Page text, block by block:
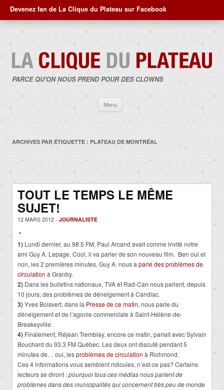
Devenez fan de La Clique du Plateau sur Facebook
PARCE QU'ON NOUS PREND POUR DES CLOWNS
Menu
contenu
ARCHIVES PAR ÉTIQUETTE : PLATEAU DE MONTRÉAL
TOUT LE TEMPS LE MÊME
SUJET!
12 MARS 2012 - JOURNALISTE
*
1) Lundi dernier, au 98.5 FM, Paul Arcand avait comme invité notre
ami Guy A. Lepage. Cool, il va parler de son nouveau film. Ben oui et
non, les 2 premières minutes, Guy A. nous a parlé des problèmes de
circulation à Granby.
2) Dans les bulletins nationaux, TVA et Rad-Can nous parlent, depuis
10 jours, des problèmes de déneigement à Candiac.
3)Yves Boisvert, dans la Presse de ce matin, nous parle du
déneigement et de l’agonie commerciale à Saint-Hélène-de-
Breakeyville.
4) Finalement, Réjean Tremblay, encore ce matin, parlait avec Sylvain
Bouchard du 93.3 FM Québec. Les deux ont discuté pendant 5
minutes de… oui, lesproblèmes de circulation à Richmond.
Ces 4 informations vous semblent ridicules, n’est-ce pas? Certains
lecteurs se diront :pourquoi tous ces médias nous parlent de
problèmes dans des municipalités qui concernent très peu de monde